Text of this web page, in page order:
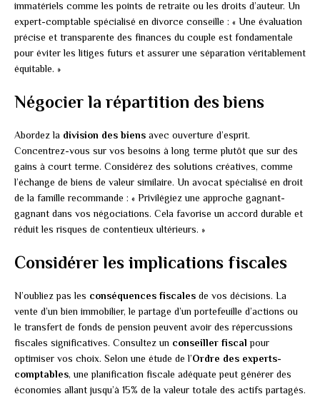
immatériels comme les points de retraite ou les droits d’auteur. Un
expert-comptable spécialisé en divorce conseille : « Une évaluation
précise et transparente des finances du couple est fondamentale
pour éviter les litiges futurs et assurer une séparation véritablement
équitable. »
Négocier la répartition des biens
Abordez la division des biens avec ouverture d’esprit.
Concentrez-vous sur vos besoins à long terme plutôt que sur des
gains à court terme. Considérez des solutions créatives, comme
l’échange de biens de valeur similaire. Un avocat spécialisé en droit
de la famille recommande : « Privilégiez une approche gagnant-
gagnant dans vos négociations. Cela favorise un accord durable et
réduit les risques de contentieux ultérieurs. »
Considérer les implications fiscales
N’oubliez pas les conséquences fiscales de vos décisions. La
vente d’un bien immobilier, le partage d’un portefeuille d’actions ou
le transfert de fonds de pension peuvent avoir des répercussions
fiscales significatives. Consultez un conseiller fiscal pour
optimiser vos choix. Selon une étude de l’Ordre des experts-
comptables, une planification fiscale adéquate peut générer des
économies allant jusqu’à 15% de la valeur totale des actifs partagés.